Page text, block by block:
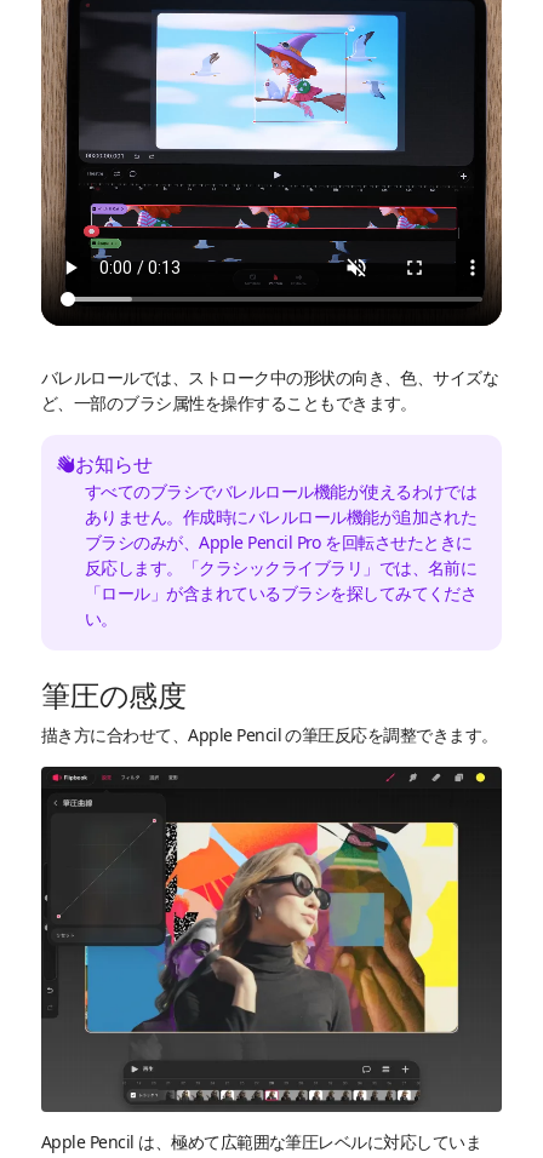
バレルロールでは、ストローク中の形状の向き、色、サイズな
ど、一部のブラシ属性を操作することもできます。
お知らせ
すべてのブラシでバレルロール機能が使えるわけでは
ありません。作成時にバレルロール機能が追加された
ブラシのみが、Apple Pencil Pro を回転させたときに
反応します。「クラシックライブラリ」では、名前に
「ロール」が含まれているブラシを探してみてくださ
い。
筆圧の感度
描き方に合わせて、Apple Pencil の筆圧反応を調整できます。
Apple Pencil は、極めて広範囲な筆圧レベルに対応していま